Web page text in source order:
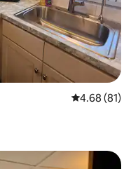
レビュー81
4.68 (81)